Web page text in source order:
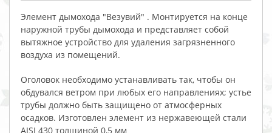
Элемент дымохода "Везувий" . Монтируется на конце
наружной трубы дымохода и представляет собой
вытяжное устройство для удаления загрязненного
воздуха из помещений.
Оголовок необходимо устанавливать так, чтобы он
обдувался ветром при любых его направлениях; устье
трубы должно быть защищено от атмосферных
осадков. Изготовлен элемент из нержавеющей стали
AISI 430 толщиной 0,5 мм